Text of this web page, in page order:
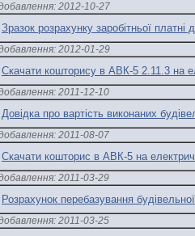
2012-10-27
Зразок розрахунку заробітньої
2012-01-29
Скачати кошторису в АВК-5 2.11.3 на
2011-12-10
Довідка про вартість виконаних
2011-08-07
Скачати кошторис в АВК-5 на
2011-03-29
Розрахунок перебазування
2011-03-25